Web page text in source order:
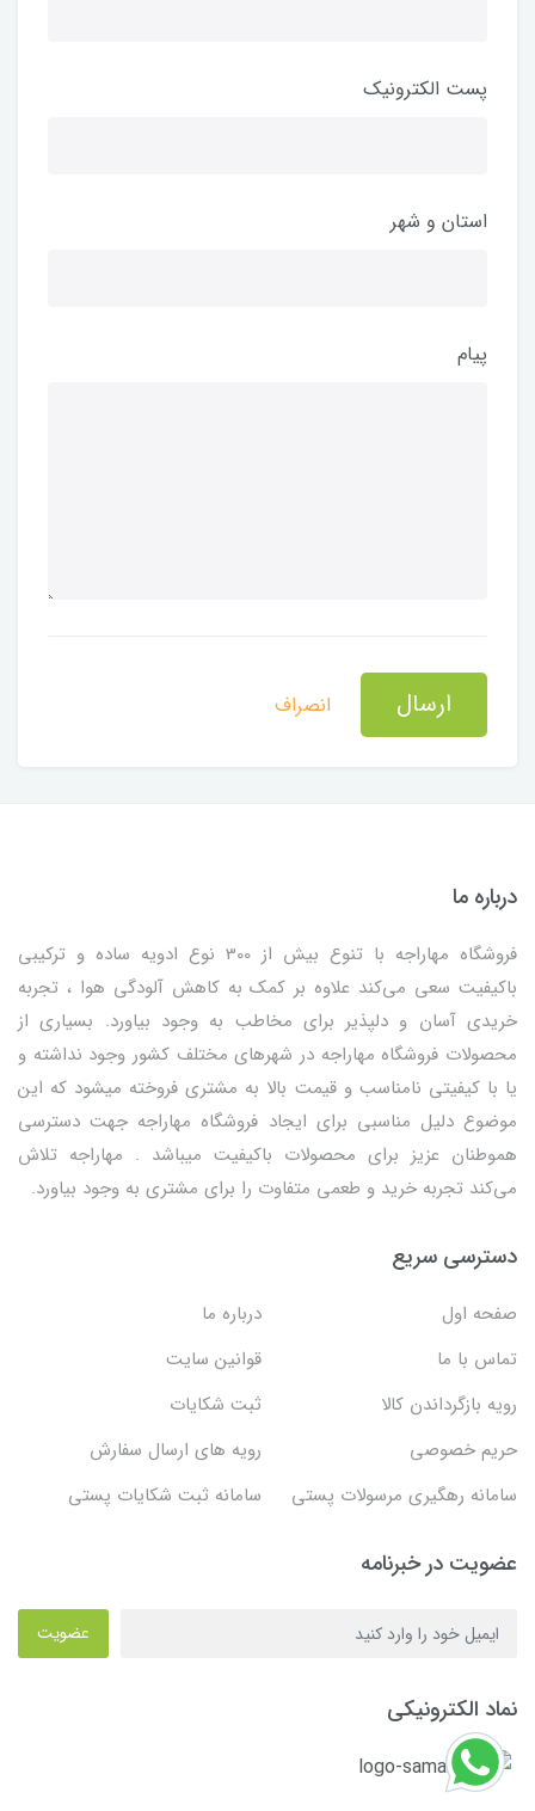
پست الکترونیک
استان و شهر
پیام
ارسال انصراف
درباره ما
فروشگاه مهاراجه با تنوع بیش از 300 نوع ادویه ساده و ترکیبی
باکیفیت سعی می‌کند علاوه بر کمک به کاهش آلودگی هوا ، تجربه
خریدی آسان و دلپذیر برای مخاطب به وجود بیاورد. بسیاری از
محصولات فروشگاه مهاراجه در شهرهای مختلف کشور وجود نداشته و
یا با کیفیتی نامناسب و قیمت بالا به مشتری فروخته میشود که این
موضوع دلیل مناسبی برای ایجاد فروشگاه مهاراجه جهت دسترسی
هموطنان عزیز برای محصولات باکیفیت میباشد . مهاراجه تلاش
می‌کند تجربه خرید و طعمی متفاوت را برای مشتری به وجود بیاورد.
دسترسی سریع
صفحه اول
درباره ما
تماس با ما
قوانین سایت
رویه بازگرداندن کالا
ثبت شکایات
حریم خصوصی
رویه های ارسال سفارش
سامانه رهگیری مرسولات پستی
سامانه ثبت شکایات پستی
عضویت در خبرنامه
عضویت
نماد الکترونیکی